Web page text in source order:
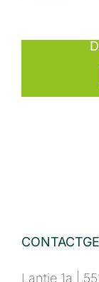
Lantie 1a |